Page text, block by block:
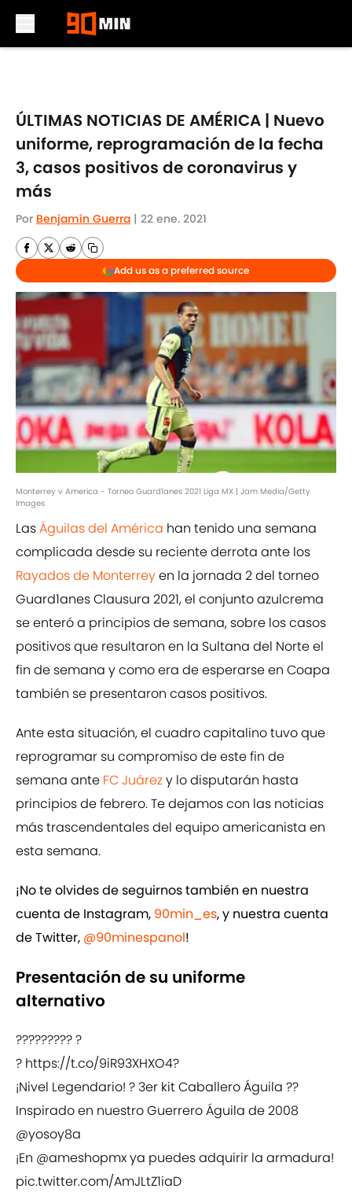
ÚLTIMAS NOTICIAS DE AMÉRICA | Nuevo
uniforme, reprogramación de la fecha
3, casos positivos de coronavirus y
más
Por Benjamín Guerra | 22 ene. 2021
Add us as a preferred source
Monterrey v America - Torneo Guard1anes 2021 Liga MX | Jam Media/Getty
Images
LasÁguilas del América han tenido una semana
complicada desde su reciente derrota ante los
Rayados de Monterreyen la jornada 2 del torneo
Guard1anes Clausura 2021, el conjunto azulcrema
se enteró a principios de semana, sobre los casos
positivos que resultaron en la Sultana del Norte el
fin de semana y como era de esperarse en Coapa
también se presentaron casos positivos.
Ante esta situación, el cuadro capitalino tuvo que
reprogramar su compromiso de este fin de
semana ante FC Juárezy lo disputarán hasta
principios de febrero. Te dejamos con las noticias
más trascendentales del equipo americanista en
esta semana.
¡No te olvides de seguirnos también en nuestra
cuenta de Instagram, 90min_es, y nuestra cuenta
de Twitter, @90minespanol!
Presentación de su uniforme
alternativo
????????? ?
? https://t.co/9iR93XHXO4?
¡Nivel Legendario! ? 3er kit Caballero Águila ??️
Inspirado en nuestro Guerrero Águila de 2008
@yosoy8a
¡En @ameshopmxya puedes adquirir la armadura!
pic.twitter.com/AmJLtZ1iaD